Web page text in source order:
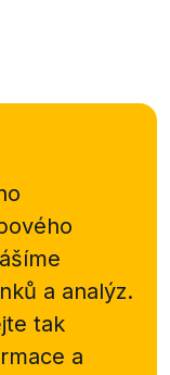
a analýz.
tak
a